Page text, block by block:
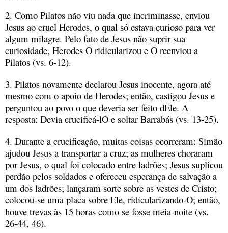
2. Como Pilatos não viu nada que incriminasse, enviou
Jesus ao cruel Herodes, o qual só estava curioso para ver
algum milagre. Pelo fato de Jesus não suprir sua
curiosidade, Herodes O ridicularizou e O reenviou a
Pilatos (vs. 6-12).
3. Pilatos novamente declarou Jesus inocente, agora até
mesmo com o apoio de Herodes; então, castigou Jesus e
perguntou ao povo o que deveria ser feito dEle. A
resposta: Devia crucificá-lO e soltar Barrabás (vs. 13-25).
4. Durante a crucificação, muitas coisas ocorreram: Simão
ajudou Jesus a transportar a cruz; as mulheres choraram
por Jesus, o qual foi colocado entre ladrões; Jesus suplicou
perdão pelos soldados e ofereceu esperança de salvação a
um dos ladrões; lançaram sorte sobre as vestes de Cristo;
colocou-se uma placa sobre Ele, ridicularizando-O; então,
houve trevas às 15 horas como se fosse meia-noite (vs.
26-44, 46).